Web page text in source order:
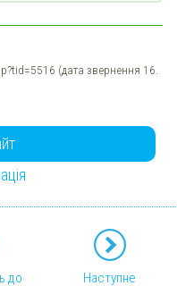
(дата звернення 16.
до Наступне